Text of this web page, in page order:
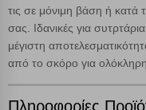
τις σε μόνιμη βάση ή
σας. Ιδανικές για
μέγιστη
από το σκόρο για
Πληροφορίες
Cookies στόχευσης